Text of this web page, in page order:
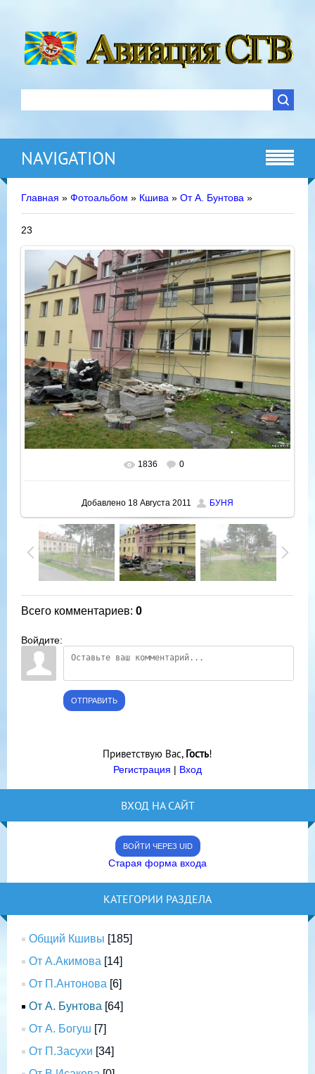
NAVIGATION
Главная » Фотоальбом » Кшива » От А. Бунтова »
23
В реальном размере 800x600
1836 0
Добавлено 18 Августа 2011 БУНЯ
Всего комментариев: 0
Войдите:
ОТПРАВИТЬ
Приветствую Вас, Гость!
Регистрация | Вход
ВХОД НА САЙТ
ВОЙТИ ЧЕРЕЗ UID
Старая форма входа
КАТЕГОРИИ РАЗДЕЛА
Общий Кшивы [185]
От А.Акимова [14]
От П.Антонова [6]
От А. Бунтова [64]
От А. Богуш [7]
От П.Засухи [34]